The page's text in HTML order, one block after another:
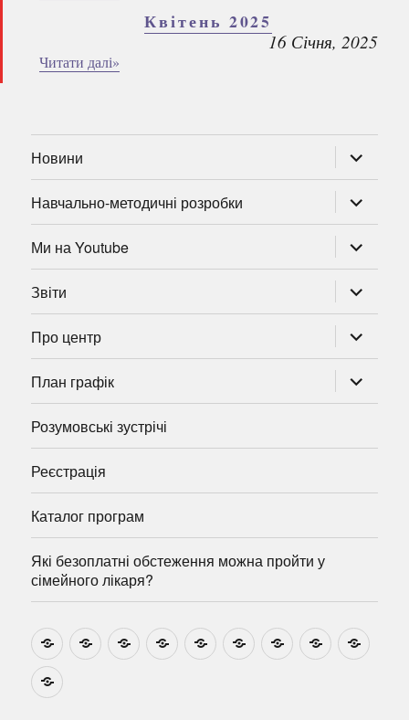
Квітень 2025
16 Січня, 2025
Читати далі»
Новини
підменю
Навчально-методичні розробки
підменю
Ми на Youtube
підменю
Звіти
підменю
Про центр
підменю
План графік
підменю
Розумовські зустрічі
Реєстрація
Каталог програм
Які безоплатні обстеження можна пройти у
сімейного лікаря?
НовиниНавчально-
методичні
Ми
на
Звіти Про
центр
План
графік
Розумовські
зустрічі
Реєстрація
Які
безоплатні